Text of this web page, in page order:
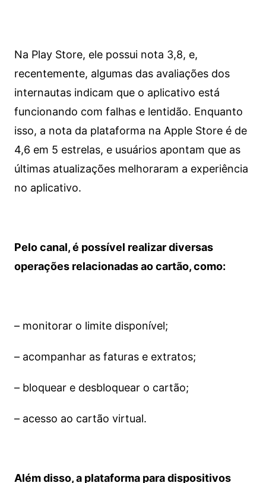
Na Play Store, ele possui nota 3,8, e,
recentemente, algumas das avaliações dos
internautas indicam que o aplicativo está
funcionando com falhas e lentidão. Enquanto
isso, a nota da plataforma na Apple Store é de
4,6 em 5 estrelas, e usuários apontam que as
últimas atualizações melhoraram a experiência
no aplicativo.
Pelo canal, é possível realizar diversas
operações relacionadas ao cartão, como:
– monitorar o limite disponível;
– acompanhar as faturas e extratos;
– bloquear e desbloquear o cartão;
– acesso ao cartão virtual.
Além disso, a plataforma para dispositivos